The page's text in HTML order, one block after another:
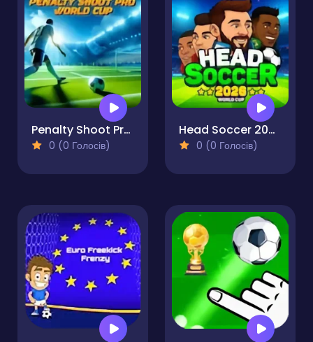
Penalty Shoot Pro World Cup
0 (0 Голосів)
Head Soccer 2026
0 (0 Голосів)